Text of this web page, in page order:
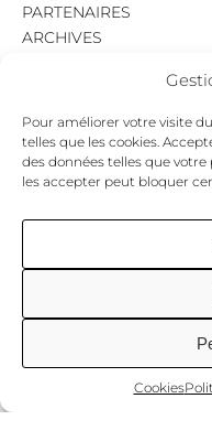
Pour améliorer votre visite
telles que les cookies.
des données telles que
les accepter peut bloquer
Cookies
PARTENAIRES
ARCHIVES
MENTIONS LÉGALES
POLITIQUE DE
COOKIES
NEWSLETTER
pour ne jamais passer à